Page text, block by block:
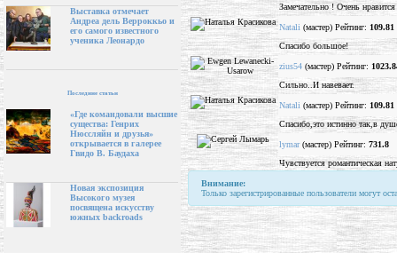
Выставка отмечает
Андреа дель Верроккьо и
его самого известного
ученика Леонардо
Последние статьи
«Где командовали высшие
существа: Генрих
Нюссляйн и друзья»
открывается в галерее
Гвидо В. Баудаха
Новая экспозиция
Высокого музея
посвящена искусству
южных backroads
Замечательно ! Очень
Natali (мастер) Рейтинг: 109.81
Спасибо большое!
zius54 (мастер) Рейтинг:
Сильно..И навевает.
Natali (мастер) Рейтинг: 109.81
Спасибо,это истинно так,в
lymar(мастер) Рейтинг: 731.8
Чувствуется романтическая
Внимание:
Только зарегистрированные пользователи могут